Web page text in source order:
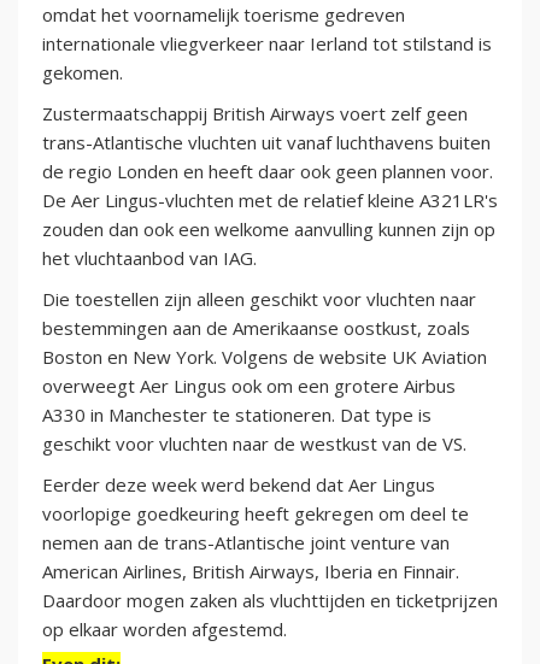
omdat het voornamelijk toerisme gedreven
internationale vliegverkeer naar Ierland tot stilstand is
gekomen.
Zustermaatschappij British Airways voert zelf geen
trans-Atlantische vluchten uit vanaf luchthavens buiten
de regio Londen en heeft daar ook geen plannen voor.
De Aer Lingus-vluchten met de relatief kleine A321LR's
zouden dan ook een welkome aanvulling kunnen zijn op
het vluchtaanbod van IAG.
Die toestellen zijn alleen geschikt voor vluchten naar
bestemmingen aan de Amerikaanse oostkust, zoals
Boston en New York. Volgens de website UK Aviation
overweegt Aer Lingus ook om een grotere Airbus
A330 in Manchester te stationeren. Dat type is
geschikt voor vluchten naar de westkust van de VS.
Eerder deze week werd bekend dat Aer Lingus
voorlopige goedkeuring heeft gekregen om deel te
nemen aan de trans-Atlantische joint venture van
American Airlines, British Airways, Iberia en Finnair.
Daardoor mogen zaken als vluchttijden en ticketprijzen
op elkaar worden afgestemd.